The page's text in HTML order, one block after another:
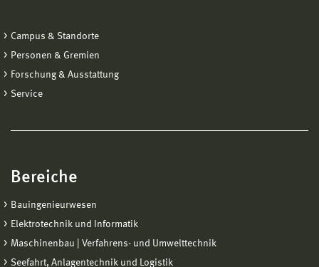
Campus & Standorte
Personen & Gremien
Forschung & Ausstattung
Service
Bereiche
Bauingenieurwesen
Elektrotechnik und Informatik
Maschinenbau | Verfahrens- und Umwelttechnik
Seefahrt, Anlagentechnik und Logistik